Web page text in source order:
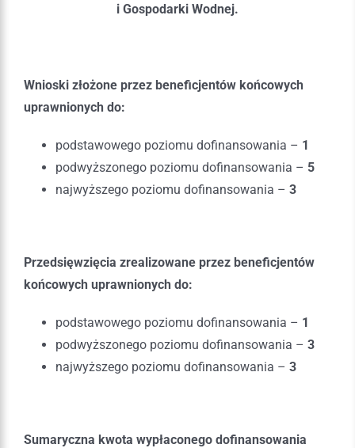
i Gospodarki Wodnej.
Wnioski złożone przez beneficjentów końcowych
uprawnionych do:
podstawowego poziomu dofinansowania – 1
podwyższonego poziomu dofinansowania – 5
najwyższego poziomu dofinansowania – 3
Przedsięwzięcia zrealizowane przez beneficjentów
końcowych uprawnionych do:
podstawowego poziomu dofinansowania – 1
podwyższonego poziomu dofinansowania – 3
najwyższego poziomu dofinansowania – 3
Sumaryczna kwota wypłaconego dofinansowania